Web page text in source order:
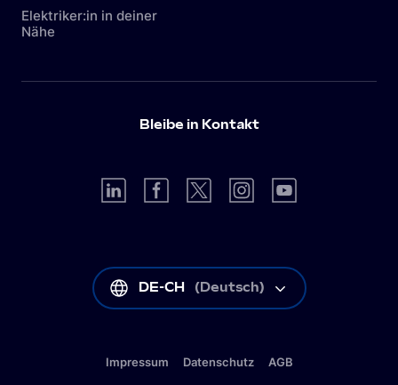
Elektriker:in in deiner
Nähe
Bleibe in Kontakt
DE-CH (Deutsch)
Impressum Datenschutz AGB